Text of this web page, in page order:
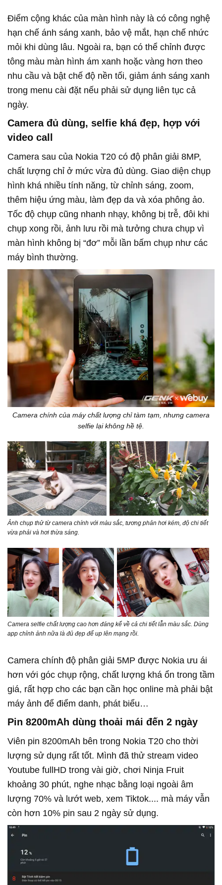
Điểm cộng khác của màn hình này là có công nghệ
hạn chế ánh sáng xanh, bảo vệ mắt, hạn chế nhức
mỏi khi dùng lâu. Ngoài ra, bạn có thể chỉnh được
tông màu màn hình ám xanh hoặc vàng hơn theo
nhu cầu và bật chế độ nền tối, giảm ánh sáng xanh
trong menu cài đặt nếu phải sử dụng liên tục cả
ngày.
Camera đủ dùng, selfie khá đẹp, hợp với
video call
Camera sau của Nokia T20 có độ phân giải 8MP,
chất lượng chỉ ở mức vừa đủ dùng. Giao diện chụp
hình khá nhiều tính năng, từ chỉnh sáng, zoom,
thêm hiệu ứng màu, làm đẹp da và xóa phông ảo.
Tốc độ chụp cũng nhanh nhạy, không bị trễ, đôi khi
chụp xong rồi, ảnh lưu rồi mà tưởng chưa chụp vì
màn hình không bị “đơ” mỗi lần bấm chụp như các
máy bình thường.
Camera chính của máy chất lượng chỉ tàm tạm, nhưng camera
selfie lại không hề tệ.
Ảnh chụp thử từ camera chính với màu sắc, tương phản hơi kém, độ chi tiết
vừa phải và hơi thừa sáng.
Camera selfie chất lượng cao hơn đáng kể về cả chi tiết lẫn màu sắc. Dùng
app chỉnh ảnh nữa là đủ đẹp để up lên mạng rồi.
Camera chính độ phân giải 5MP được Nokia ưu ái
hơn với góc chụp rộng, chất lượng khá ổn trong tầm
giá, rất hợp cho các bạn cần học online mà phải bật
máy ảnh để điểm danh, phát biểu…
Pin 8200mAh dùng thoải mái đến 2 ngày
Viên pin 8200mAh bên trong Nokia T20 cho thời
lượng sử dụng rất tốt. Mình đã thử stream video
Youtube fullHD trong vài giờ, chơi Ninja Fruit
khoảng 30 phút, nghe nhạc bằng loại ngoài âm
lượng 70% và lướt web, xem Tiktok.... mà máy vẫn
còn hơn 10% pin sau 2 ngày sử dụng.